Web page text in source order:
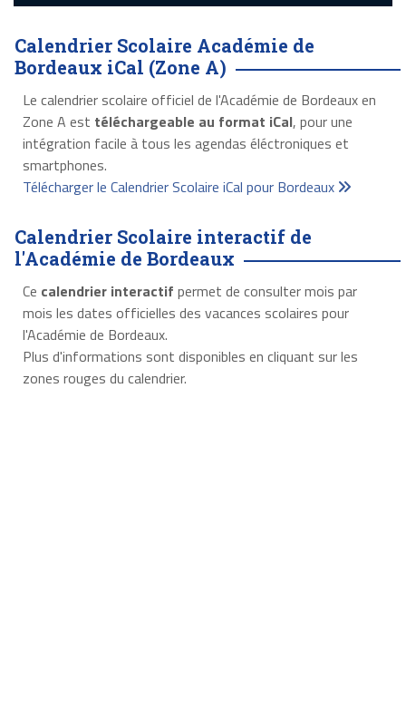
Calendrier Scolaire Académie de
Bordeaux iCal (Zone A)
Le calendrier scolaire officiel de l'Académie de Bordeaux en
Zone A est téléchargeable au format iCal, pour une
intégration facile à tous les agendas éléctroniques et
smartphones.
Télécharger le Calendrier Scolaire iCal pour Bordeaux
Calendrier Scolaire interactif de
l'Académie de Bordeaux
Ce calendrier interactif permet de consulter mois par
mois les dates officielles des vacances scolaires pour
l'Académie de Bordeaux.
Plus d'informations sont disponibles en cliquant sur les
zones rouges du calendrier.